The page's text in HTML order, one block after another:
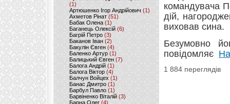
(1)
Артюшенко Ігор Андрійович(1)
Ахметов Рінат(51)
Бабак Олена(1)
Баганець Олексій(6)
Багрій Петро (3)
Баканов Іван(2)
Бакулін Євген (4)
Баленко Артур(1)
Балицький Євген(7)
Балога Андрій (1)
Балога Віктор (4)
Балчун Войцех (1)
Банас Дмитро (1)
Барбул Павло(1)
Барвіненко Віталій(3)
Барна Олег (4)
командувача
дій,
виховав сина.
Безумовно
повідомляє
1 884 переглядів